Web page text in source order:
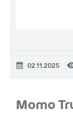
02.11.2025